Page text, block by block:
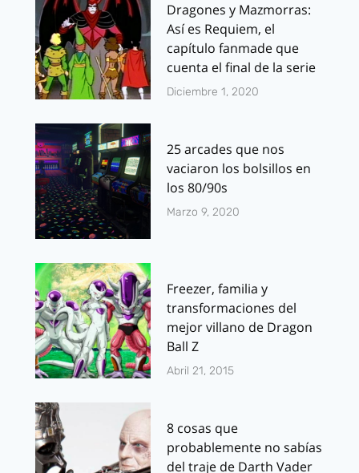
Dragones y Mazmorras:
Así es Requiem, el
capítulo fanmade que
cuenta el final de la serie
Diciembre 1, 2020
25 arcades que nos
vaciaron los bolsillos en
los 80/90s
Marzo 9, 2020
Freezer, familia y
transformaciones del
mejor villano de Dragon
Ball Z
Abril 21, 2015
8 cosas que
probablemente no sabías
del traje de Darth Vader